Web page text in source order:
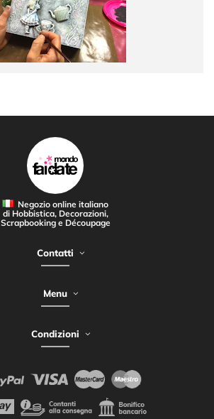
Negozio online italiano
di Hobbistica, Decorazioni,
Scrapbooking e Découpage
Contatti
Menu
Condizioni